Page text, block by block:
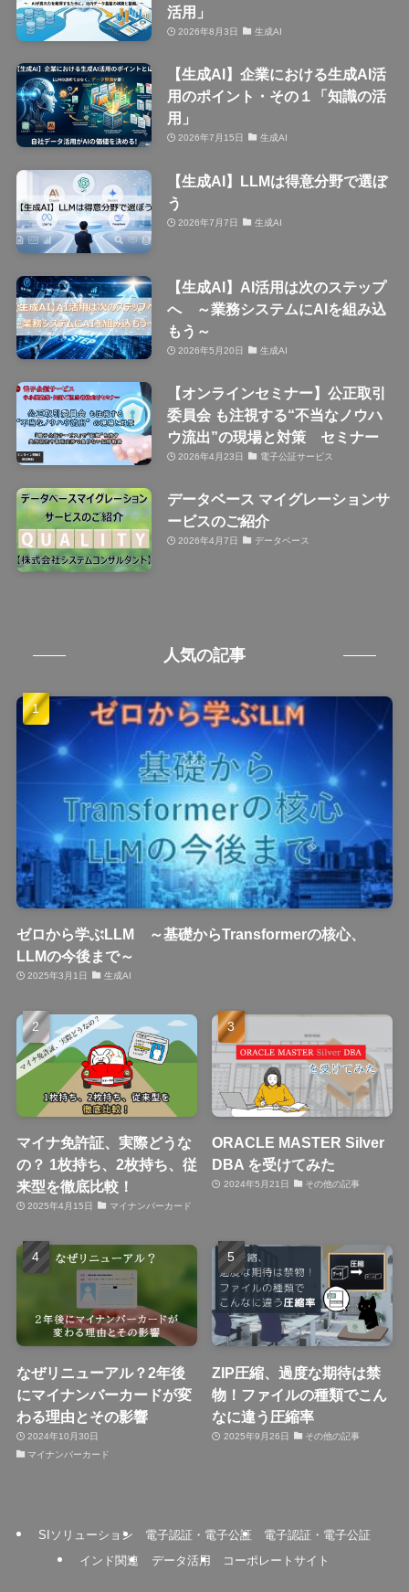
活用」
2026年8月3日 生成AI
【生成AI】企業における生成AI活
用のポイント・その１「知識の活
用」
2026年7月15日 生成AI
【生成AI】LLMは得意分野で選ぼ
う
2026年7月7日 生成AI
【生成AI】AI活用は次のステップ
へ ～業務システムにAIを組み込
もう～
2026年5月20日 生成AI
【オンラインセミナー】公正取引
委員会 も注視する“不当なノウハ
ウ流出”の現場と対策 セミナー
2026年4月23日 電子公証サービス
データベース マイグレーションサ
ービスのご紹介
2026年4月7日 データベース
人気の記事
ゼロから学ぶLLM ～基礎からTransformerの核心、
LLMの今後まで～
2025年3月1日 生成AI
マイナ免許証、実際どうな
の？ 1枚持ち、2枚持ち、従
来型を徹底比較！
2025年4月15日 マイナンバーカード
ORACLE MASTER Silver
DBA を受けてみた
2024年5月21日 その他の記事
なぜリニューアル？2年後
にマイナンバーカードが変
わる理由とその影響
2024年10月30日
マイナンバーカード
ZIP圧縮、過度な期待は禁
物！ファイルの種類でこん
なに違う圧縮率
2025年9月26日 その他の記事
SIソリューション 電子認証・電子公証
電子認証・電子公証
インド関連
データ活用 コーポレートサイト